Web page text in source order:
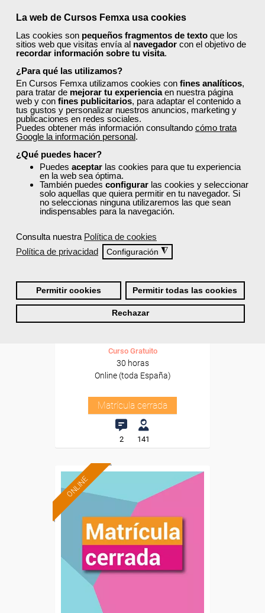
La web de Cursos Femxa usa cookies
Las cookies son pequeños fragmentos de texto que los
sitios web que visitas envía al navegador con el objetivo de
recordar información sobre tu visita.
¿Para qué las utilizamos?
En Cursos Femxa utilizamos cookies con fines analíticos,
para tratar de mejorar tu experienciaen nuestra página
web y con fines publicitarios, para adaptar el contenido a
tus gustos y personalizar nuestros anuncios, marketing y
publicaciones en redes sociales.
Puedes obtener más información consultando cómo trata
Google la información personal.
¿Qué puedes hacer?
Puedes aceptar las cookies para que tu experiencia
en la web sea óptima.
También puedes configurar las cookies y seleccionar
solo aquellas que quiera permitir en tu navegador. Si
no seleccionas ninguna utilizaremos las que sean
indispensables para la navegación.
Consulta nuestra Política de cookies
Política de privacidad
Configuración ◮
Permitir cookies Permitir todas las cookies
Rechazar
25 horas
Matrícula cerrada
4 124
ONLINE
Análisis de problemas y toma
de decisiones
Curso Gratuito
30 horas
Online (toda España)
Matrícula cerrada
2 141
ONLINE